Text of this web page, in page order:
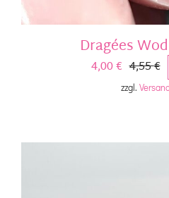
Dragées
4,55€
4,00€
zzgl.